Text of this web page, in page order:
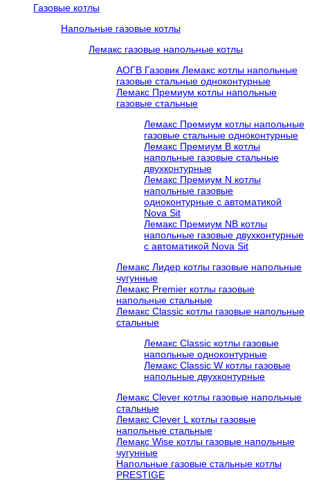
Газовые котлы
Напольные газовые котлы
Лемакс газовые напольные котлы
АОГВ Газовик Лемакс котлы напольные
газовые стальные одноконтурные
Лемакс Премиум котлы напольные
газовые стальные
Лемакс Премиум котлы напольные
газовые стальные одноконтурные
Лемакс Премиум B котлы
напольные газовые стальные
двухконтурные
Лемакс Премиум N котлы
напольные газовые
одноконтурные c автоматикой
Nova Sit
Лемакс Премиум NB котлы
напольные газовые двухконтурные
c автоматикой Nova Sit
Лемакс Лидер котлы газовые напольные
чугунные
Лемакс Premier котлы газовые
напольные стальные
Лемакс Classic котлы газовые напольные
стальные
Лемакс Classic котлы газовые
напольные одноконтурные
Лемакс Classic W котлы газовые
напольные двухконтурные
Лемакс Clever котлы газовые напольные
стальные
Лемакс Clever L котлы газовые
напольные стальные
Лемакс Wise котлы газовые напольные
чугунные
Напольные газовые стальные котлы
PRESTIGE